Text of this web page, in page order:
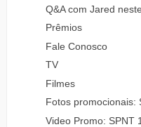
Q&A com Jared
Prêmios
Fale Conosco
TV
Filmes
Fotos promocionais:
Video Promo: SPNT